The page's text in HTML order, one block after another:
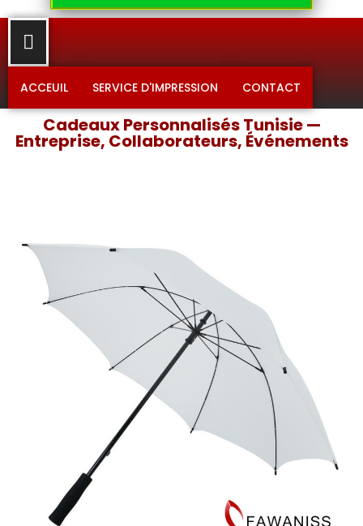
ACCEUIL SERVICE D'IMPRESSION CONTACT
Cadeaux Personnalisés Tunisie —
Entreprise, Collaborateurs, Événements